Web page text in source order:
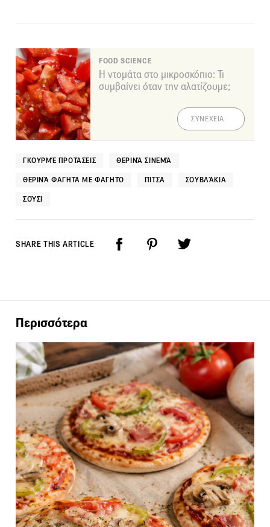
FOOD SCIENCE
Η ντομάτα στο μικροσκόπιο: Τι
συμβαίνει όταν την αλατίζουμε;
ΣΥΝΕΧΕΙΑ
ΓΚΟΥΡΜΈ ΠΡΟΤΆΣΕΙΣ ΘΕΡΙΝΆ ΣΙΝΕΜΆ
ΘΕΡΙΝΆ ΦΑΓΗΤΆ ΜΕ ΦΑΓΗΤΌ ΠΊΤΣΑ ΣΟΥΒΛΆΚΙΑ
ΣΟΎΣΙ
SHARE THIS ARTICLE
Περισσότερα